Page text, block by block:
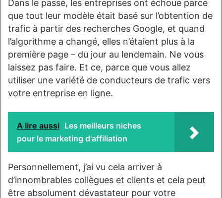
Dans le passé, les entreprises ont échoué parce
que tout leur modèle était basé sur l’obtention de
trafic à partir des recherches Google, et quand
l’algorithme a changé, elles n’étaient plus à la
première page – du jour au lendemain. Ne vous
laissez pas faire. Et ce, parce que vous allez
utiliser une variété de conducteurs de trafic vers
votre entreprise en ligne.
A lire aussi Les meilleurs niches
pour le marketing d'affiliation
Personnellement, j’ai vu cela arriver à
d’innombrables collègues et clients et cela peut
être absolument dévastateur pour votre